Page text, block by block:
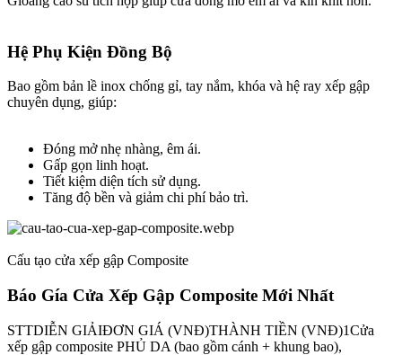
Hệ Phụ Kiện Đồng Bộ​
Bao gồm bản lề inox chống gỉ, tay nắm, khóa và hệ ray xếp gập
chuyên dụng, giúp:
Đóng mở nhẹ nhàng, êm ái.
Gấp gọn linh hoạt.
Tiết kiệm diện tích sử dụng.
Tăng độ bền và giảm chi phí bảo trì.
Cấu tạo cửa xếp gập Composite
Báo Gía Cửa Xếp Gập Composite Mới Nhất​
STTDIỄN GIẢIĐƠN GIÁ (VNĐ)THÀNH TIỀN (VNĐ)1Cửa
xếp gập composite PHỦ DA (bao gồm cánh + khung bao),